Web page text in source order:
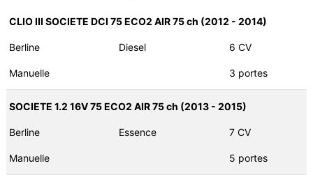
CLIO III SOCIETE DCI 75 ECO2 AIR 75 ch (2012 - 2014)
Berline Diesel 6 CV
Manuelle 3 portes
SOCIETE 1.2 16V 75 ECO2 AIR 75 ch (2013 - 2015)
Berline Essence 7 CV
Manuelle 5 portes